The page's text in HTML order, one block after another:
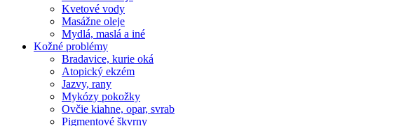
Kvetové vody
Masážne oleje
Mydlá, maslá a iné
Kožné problémy
Bradavice, kurie oká
Atopický ekzém
Jazvy, rany
Mykózy pokožky
Ovčie kiahne, opar, svrab
Pigmentové škvrny